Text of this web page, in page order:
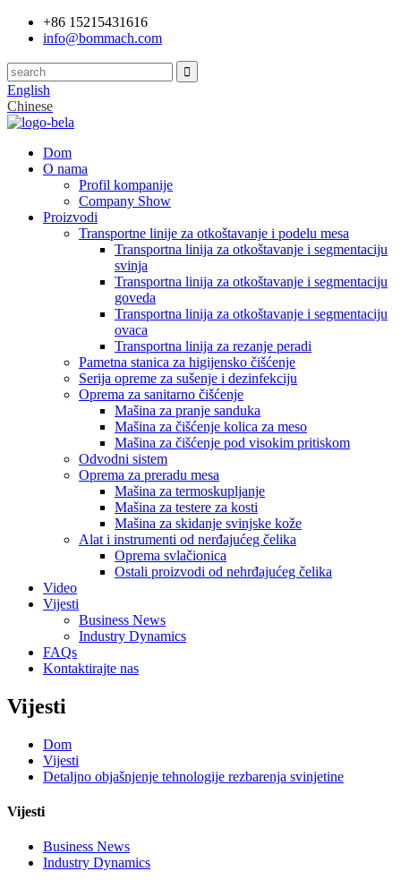
+86 15215431616
info@bommach.com
English
Chinese
Dom
O nama
Profil kompanije
Company Show
Proizvodi
Transportne linije za otkoštavanje i podelu mesa
Transportna linija za otkoštavanje i segmentaciju
svinja
Transportna linija za otkoštavanje i segmentaciju
goveda
Transportna linija za otkoštavanje i segmentaciju
ovaca
Transportna linija za rezanje peradi
Pametna stanica za higijensko čišćenje
Serija opreme za sušenje i dezinfekciju
Oprema za sanitarno čišćenje
Mašina za pranje sanduka
Mašina za čišćenje kolica za meso
Mašina za čišćenje pod visokim pritiskom
Odvodni sistem
Oprema za preradu mesa
Mašina za termoskupljanje
Mašina za testere za kosti
Mašina za skidanje svinjske kože
Alat i instrumenti od nerđajućeg čelika
Oprema svlačionica
Ostali proizvodi od nehrđajućeg čelika
Video
Vijesti
Business News
Industry Dynamics
FAQs
Kontaktirajte nas
Vijesti
Dom
Vijesti
Detaljno objašnjenje tehnologije rezbarenja svinjetine
Vijesti
Business News
Industry Dynamics